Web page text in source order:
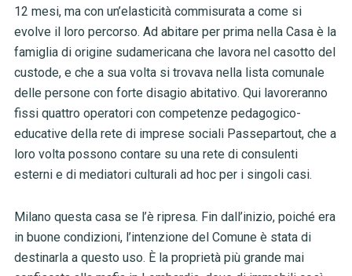
12 mesi, ma con un’elasticità commisurata a come si
evolve il loro percorso. Ad abitare per prima nella Casa è la
famiglia di origine sudamericana che lavora nel casotto del
custode, e che a sua volta si trovava nella lista comunale
delle persone con forte disagio abitativo. Qui lavoreranno
fissi quattro operatori con competenze pedagogico-
educative della rete di imprese sociali Passepartout, che a
loro volta possono contare su una rete di consulenti
esterni e di mediatori culturali ad hoc per i singoli casi.
Milano questa casa se l’è ripresa. Fin dall’inizio, poiché era
in buone condizioni, l’intenzione del Comune è stata di
destinarla a questo uso. È la proprietà più grande mai